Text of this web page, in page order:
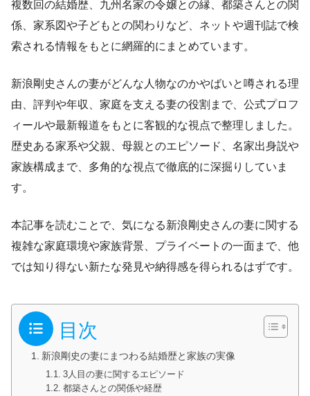
複数回の結婚歴、九州名家の令嬢との縁、都築さんとの関
係、家系図や子どもとの関わりなど、ネットや週刊誌で検
索される情報をもとに網羅的にまとめています。
新浪剛史さんの妻がどんな人物なのかやばいと噂される理
由、評判や年収、家庭を支える妻の役割まで、公式プロフ
ィールや最新報道をもとに客観的な視点で整理しました。
歴史ある家系や父親、母親とのエピソード、名家出身説や
家族構成まで、多角的な視点で徹底的に深掘りしていま
す。
本記事を読むことで、気になる新浪剛史さんの妻に関する
複雑な家庭環境や家族背景、プライベートの一面まで、他
では知り得ない新たな発見や納得感を得られるはずです。
目次
新浪剛史の妻にまつわる結婚歴と家族の実像
3人目の妻に関するエピソード
都築さんとの関係や経歴